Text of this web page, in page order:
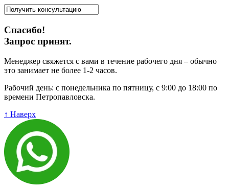
Спасибо!
Запрос принят.
Менеджер свяжется с вами в течение рабочего дня – обычно
это занимает не более 1-2 часов.
Рабочий день: с понедельника по пятницу, с 9:00 до 18:00 по
времени Петропавловска.
↑ Наверх